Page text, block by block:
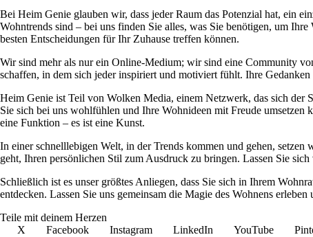
Bei Heim Genie glauben wir, dass jeder Raum das Potenzial hat, ein
Wohntrends sind – bei uns finden Sie alles, was Sie benötigen, um
besten Entscheidungen für Ihr Zuhause treffen können.
Wir sind mehr als nur ein Online-Medium; wir sind eine Community
schaffen, in dem sich jeder inspiriert und motiviert fühlt. Ihre
Heim Genie ist Teil von Wolken Media, einem Netzwerk, das sich der
Sie sich bei uns wohlfühlen und Ihre Wohnideen mit Freude
eine Funktion – es ist eine Kunst.
In einer schnelllebigen Welt, in der Trends kommen und gehen,
geht, Ihren persönlichen Stil zum Ausdruck zu bringen. Lassen Sie
Schließlich ist es unser größtes Anliegen, dass Sie sich in Ihrem
entdecken. Lassen Sie uns gemeinsam die Magie des Wohnens
Teile mit deinem Herzen
X
Facebook Instagram LinkedIn YouTube